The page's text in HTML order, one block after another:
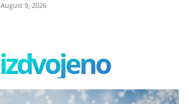
August 9, 2026
izdvojeno